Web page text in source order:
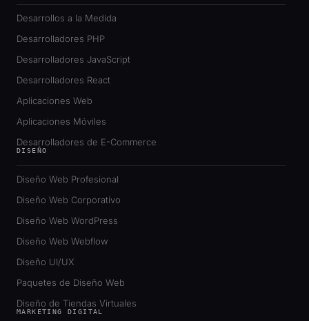
Desarrollos a la Medida
Desarrolladores PHP
Desarrolladores JavaScript
Desarrolladores React
Aplicaciones Web
Aplicaciones Móviles
Desarrolladores de E-Commerce
DISEÑO
Diseño Web Profesional
Diseño Web Corporativo
Diseño Web WordPress
Diseño Web Webflow
Diseño UI/UX
Paquetes de Diseño Web
Diseño de Tiendas Virtuales
MARKETING DIGITAL